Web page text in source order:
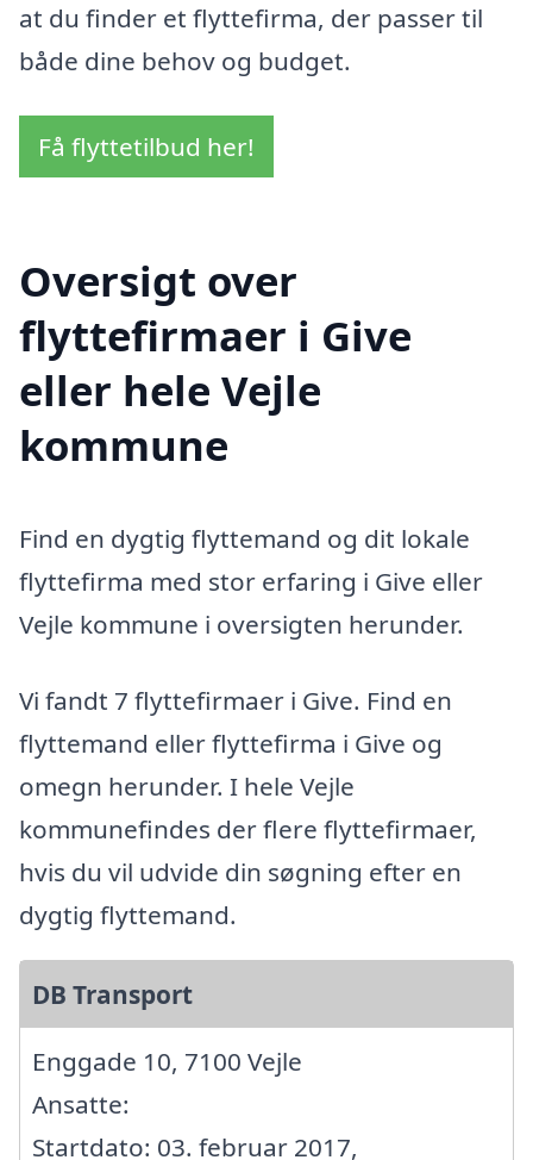
at du finder et flyttefirma, der passer til
både dine behov og budget.
Få flyttetilbud her!
Oversigt over
flyttefirmaer i Give
eller hele Vejle
kommune
Find en dygtig flyttemand og dit lokale
flyttefirma med stor erfaring i Give eller
Vejle kommune i oversigten herunder.
Vi fandt 7 flyttefirmaer i Give. Find en
flyttemand eller flyttefirma i Give og
omegn herunder. I hele Vejle
kommunefindes der flere flyttefirmaer,
hvis du vil udvide din søgning efter en
dygtig flyttemand.
DB Transport
Enggade 10, 7100 Vejle
Ansatte:
Startdato: 03. februar 2017,